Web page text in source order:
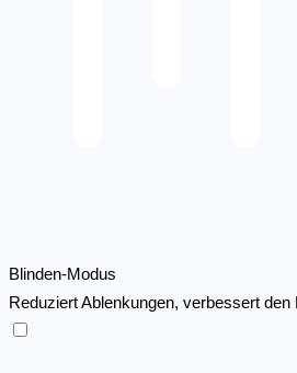
Blinden-Modus
Reduziert Ablenkungen, verbessert den